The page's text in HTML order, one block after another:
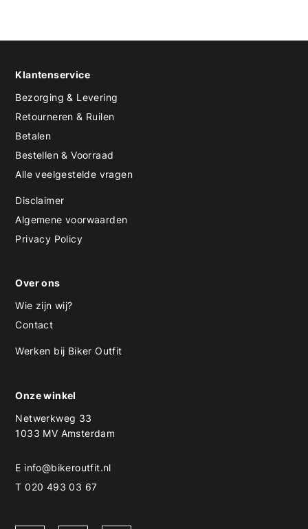
Klantenservice
Bezorging & Levering
Retourneren & Ruilen
Betalen
Bestellen & Voorraad
Alle veelgestelde vragen
Disclaimer
Algemene voorwaarden
Privacy Policy
Over ons
Wie zijn wij?
Contact
Werken bij Biker Outfit
Onze winkel
Netwerkweg 33
1033 MV Amsterdam
E info@bikeroutfit.nl
T 020 493 03 67